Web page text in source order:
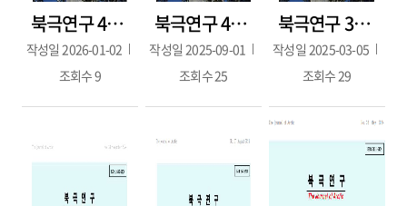
북극연구 40호(2025.5월호)
작성일 2026-01-02
조회수9
북극연구 41호(2025.08.)
작성일 2025-09-01
조회수25
북극연구 39호(2025.2.28.)
작성일 2025-03-05
조회수29